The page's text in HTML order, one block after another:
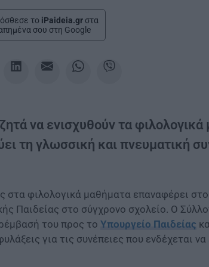
το iPaideia.gr στα
σου στη Google
να ενισχυθούν τα φιλολογικά
τη γλωσσική και πνευματική
φιλολογικά μαθήματα επαναφέρει
Παιδείας στο σύγχρονο σχολείο. Ο
του προς το Υπουργείο Παιδείας
για τις συνέπειες που ενδέχεται να